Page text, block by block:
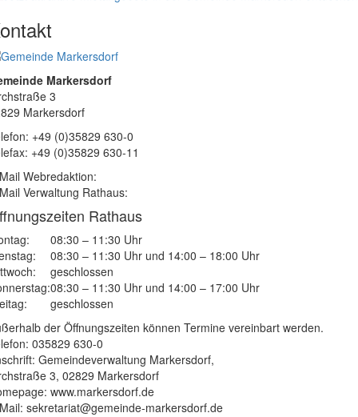
Markersdorf
3
Markersdorf
+49 (0)35829 630-0
+49 (0)35829 630-11
Webredaktion:
Verwaltung Rathaus:
Rathaus
08:30 – 11:30 Uhr
08:30 – 11:30 Uhr und 14:00 – 18:00 Uhr
geschlossen
08:30 – 11:30 Uhr und 14:00 – 17:00 Uhr
geschlossen
der Öffnungszeiten können Termine vereinbart werden.
035829 630-0
Gemeindeverwaltung Markersdorf,
3, 02829 Markersdorf
www.markersdorf.de
sekretariat@gemeinde-markersdorf.de